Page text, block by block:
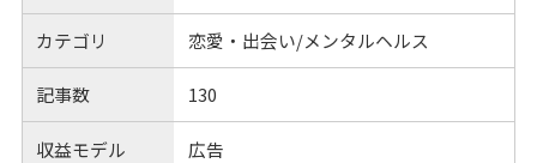
カテゴリ 恋愛・出会い/メンタルヘルス
記事数 130
収益モデル 広告